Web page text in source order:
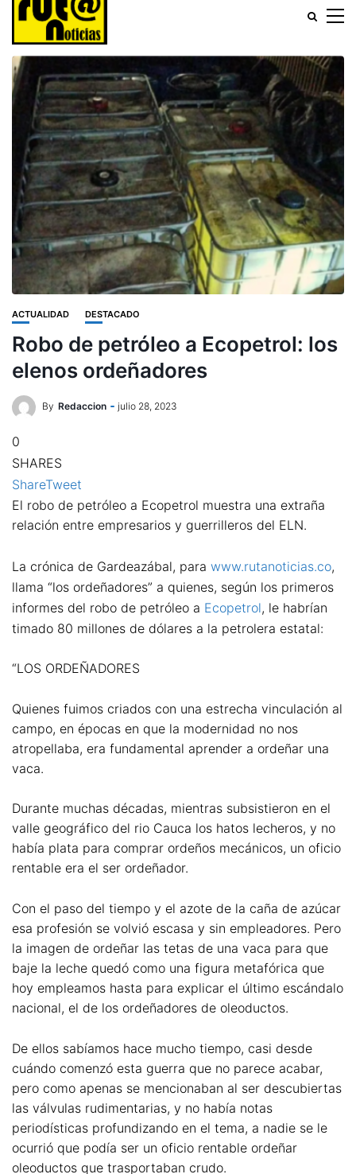
ACTUALIDAD DESTACADO
Robo de petróleo a Ecopetrol: los
elenos ordeñadores
By Redaccion julio 28, 2023
0
SHARES
ShareTweet
El robo de petróleo a Ecopetrol muestra una extraña
relación entre empresarios y guerrilleros del ELN.
La crónica de Gardeazábal, para www.rutanoticias.co,
llama “los ordeñadores” a quienes, según los primeros
informes del robo de petróleo a Ecopetrol, le habrían
timado 80 millones de dólares a la petrolera estatal:
“LOS ORDEÑADORES
Quienes fuimos criados con una estrecha vinculación al
campo, en épocas en que la modernidad no nos
atropellaba, era fundamental aprender a ordeñar una
vaca.
Durante muchas décadas, mientras subsistieron en el
valle geográfico del rio Cauca los hatos lecheros, y no
había plata para comprar ordeños mecánicos, un oficio
rentable era el ser ordeñador.
Con el paso del tiempo y el azote de la caña de azúcar
esa profesión se volvió escasa y sin empleadores. Pero
la imagen de ordeñar las tetas de una vaca para que
baje la leche quedó como una figura metafórica que
hoy empleamos hasta para explicar el último escándalo
nacional, el de los ordeñadores de oleoductos.
De ellos sabíamos hace mucho tiempo, casi desde
cuándo comenzó esta guerra que no parece acabar,
pero como apenas se mencionaban al ser descubiertas
las válvulas rudimentarias, y no había notas
periodísticas profundizando en el tema, a nadie se le
ocurrió que podía ser un oficio rentable ordeñar
oleoductos que trasportaban crudo.